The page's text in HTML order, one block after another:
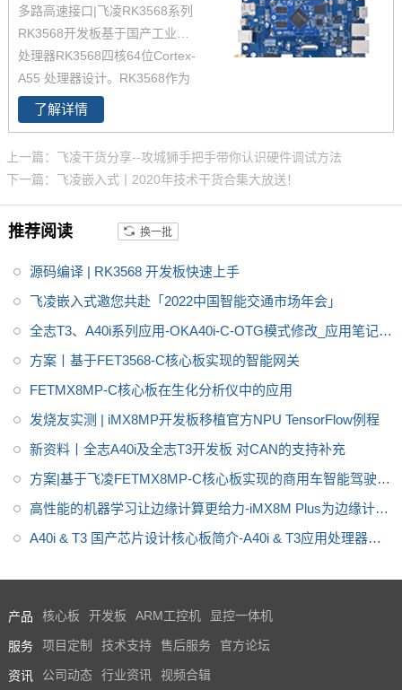
id操作系统的iMX8MP开发板。
多路高速接口|飞凌RK3568系列
RK3568开发板基于国产工业级AI
处理器RK3568四核64位Cortex-
A55 处理器设计。RK3568作为
国产化高性能处理器，瑞芯微RK
3568芯片是一款定位中高端的通
一款定位中高端的通用型SoC，
NPU达到1Tops，飞凌RK3568系
格书_datasheet_数据手册_原理
了解详情
上一篇：飞凌干货分享--攻城狮手把手带你认识硬件调试方法
下一篇：飞凌嵌入式丨2020年技术干货合集大放送！
推荐阅读 换一批
源码编译 | RK3568 开发板快速上手
飞凌嵌入式邀您共赴「2022中国智能交通市场年会」
全志T3、A40i系列应用-OKA40i-C-OTG模式修改_应用笔记_
V1.0
方案丨基于FET3568-C核心板实现的智能网关
FETMX8MP-C核心板在生化分析仪中的应用
发烧友实测 | iMX8MP开发板移植官方NPU TensorFlow例程
新资料丨全志A40i及全志T3开发板 对CAN的支持补充
方案|基于飞凌FETMX8MP-C核心板实现的商用车智能驾驶终
端
高性能的机器学习让边缘计算更给力-iMX8M Plus为边缘计算
赋能
A40i & T3 国产芯片设计核心板简介-A40i & T3应用处理器框
产品 核心板 开发板 ARM工控机 显控一体机
服务 项目定制 技术支持 售后服务 官方论坛
资讯 公司动态 行业资讯 视频合辑